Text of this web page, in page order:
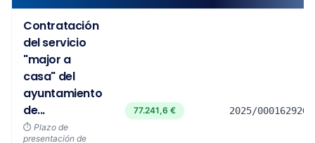
Contratación
del servicio
"major a
casa" del
ayuntamiento
de...
⏱️ Plazo de
presentación de
77.241,6 € 2025/00016292G